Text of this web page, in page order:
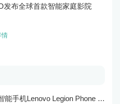
发布全球首款智能家庭影院
情
手机Lenovo Legion Phone 3 Pro